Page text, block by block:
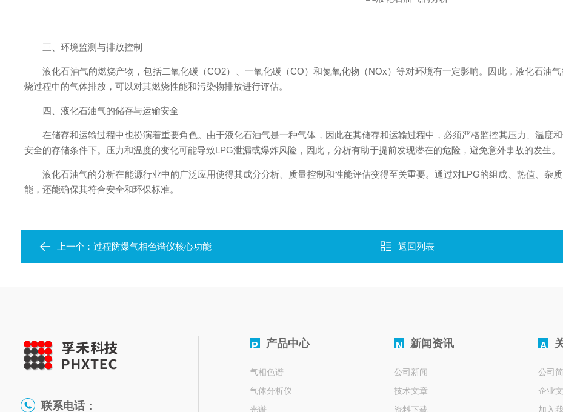
三、环境监测与排放控制
液化石油气的燃烧产物，包括二氧化碳（CO2）、一氧化碳（CO）和氮氧化物（NOx）等对环境有一定影响。因此，液化石油
烧过程中的气体排放，可以对其燃烧性能和污染物排放进行评估。
四、液化石油气的储存与运输安全
在储存和运输过程中也扮演着重要角色。由于液化石油气是一种气体，因此在其储存和运输过程中，必须严格监控其压力、温度
安全的存储条件下。压力和温度的变化可能导致LPG泄漏或爆炸风险，因此，分析有助于提前发现潜在的危险，避免意外事故的发生。
液化石油气的分析在能源行业中的广泛应用使得其成分分析、质量控制和性能评估变得至关重要。通过对LPG的组成、热值、杂
能，还能确保其符合安全和环保标准。
上一个： 过程防爆气相色谱仪核心功能 返回列表
联系电话：
P 产品中心
气相色谱
气体分析仪
光谱
N 新闻资讯
公司新闻
技术文章
资料下载
A
公司
企业
加入